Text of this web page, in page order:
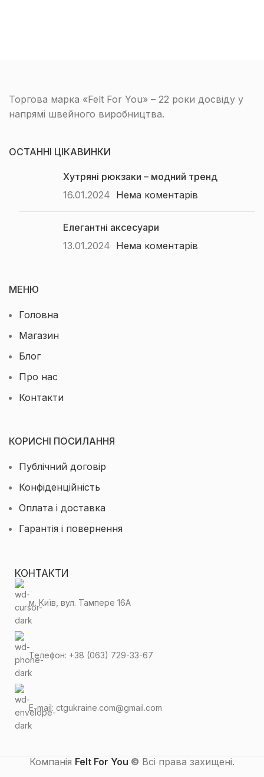
Торгова марка «Felt For You» – 22 роки досвіду у
напрямі швейного виробництва.
ОСТАННІ ЦІКАВИНКИ
Хутряні рюкзаки – модний тренд
16.01.2024 Нема коментарів
Елегантні аксесуари
13.01.2024 Нема коментарів
МЕНЮ
Головна
Магазин
Блог
Про нас
Контакти
КОРИСНІ ПОСИЛАННЯ
Публічний договір
Конфіденційність
Оплата і доставка
Гарантія і повернення
КОНТАКТИ
м. Київ, вул. Тампере 16А
Телефон: +38 (063) 729-33-67
E-mail: ctgukraine.com@gmail.com
Компанія Felt For You © Всі права захищені.